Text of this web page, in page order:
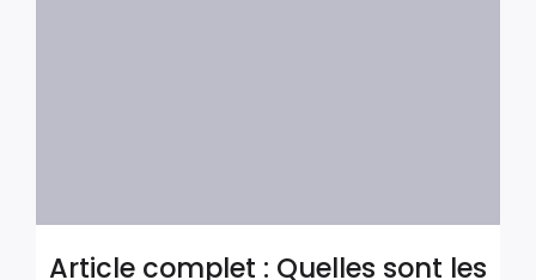
Article complet : Quelles sont les